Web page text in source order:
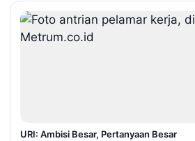
URI: Ambisi Besar, Pertanyaan Besar